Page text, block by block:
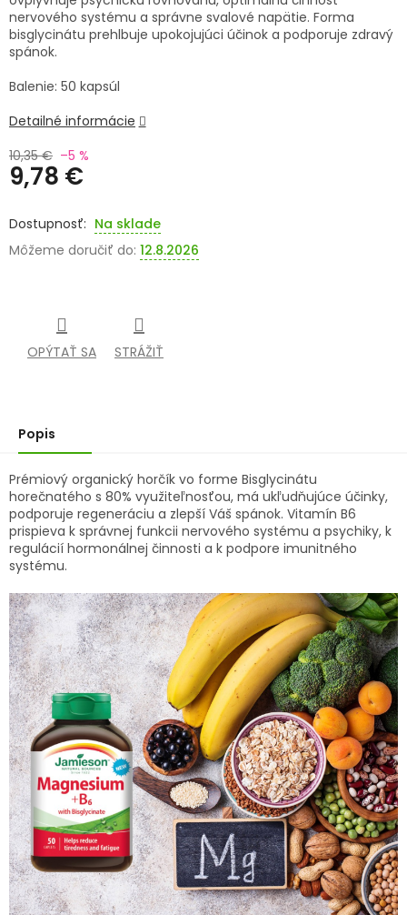
SENIORI
Prihlásenie
10,35 € –5 %
9,78 €
cena:
Na sklade
Môžeme doručiť do: 12.8.2026
nervového systému a správne svalové napätie. Forma
bisglycinátu prehlbuje upokojujúci účinok a podporuje zdravý
spánok.
Balenie: 50 kapsúl
Detailné informácie
OPÝTAŤ SA STRÁŽIŤ
Popis
Prémiový organický horčík vo forme Bisglycinátu
horečnatého s 80% využiteľnosťou, má ukľudňujúce účinky,
podporuje regeneráciu a zlepší Váš spánok. Vitamín B6
prispieva k správnej funkcii nervového systému a psychiky, k
regulácií hormonálnej činnosti a k podpore imunitného
systému.